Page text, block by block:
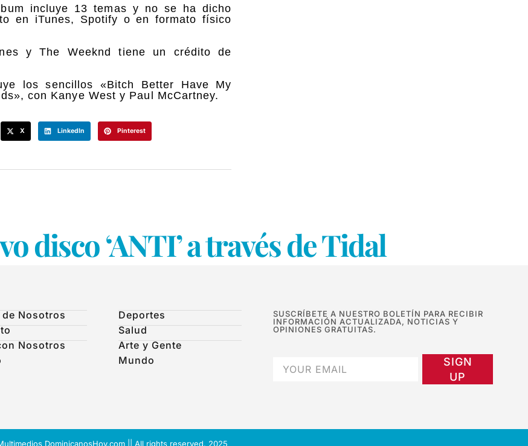
incluye 13 temas y no se ha dicho
en iTunes, Spotify o en formato físico
y The Weeknd tiene un crédito de
los sencillos «Bitch Better Have My
con Kanye West y Paul McCartney.
X LinkedIn Pinterest
disco ‘ANTI’ a través de Tidal
de Nosotros
Nosotros
Deportes
Salud
Arte y Gente
Mundo
SUSCRÍBETE A NUESTRO BOLETÍN PARA RECIBIR
INFORMACIÓN ACTUALIZADA, NOTICIAS Y
OPINIONES GRATUITAS.
SIGN
UP
DominicanosHoy.com || All rights reserved. 2025